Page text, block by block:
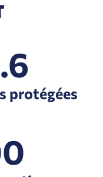
protégées